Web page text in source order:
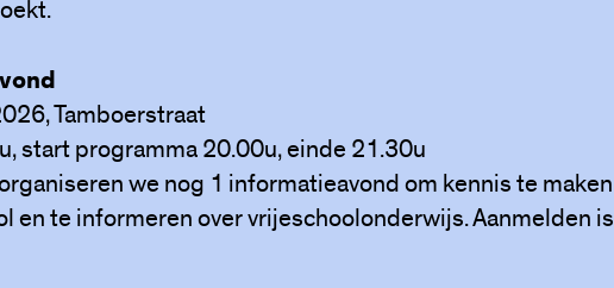
Tamboerstraat
start programma 20.00u, einde 21.30u
we nog 1 informatieavond om kennis te maken
en te informeren over vrijeschoolonderwijs. Aanmelden is